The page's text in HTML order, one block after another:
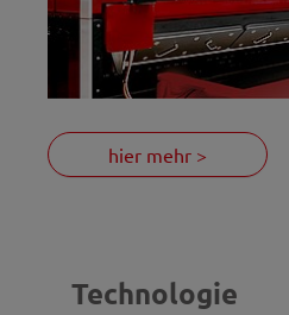
hier mehr >
Technologie